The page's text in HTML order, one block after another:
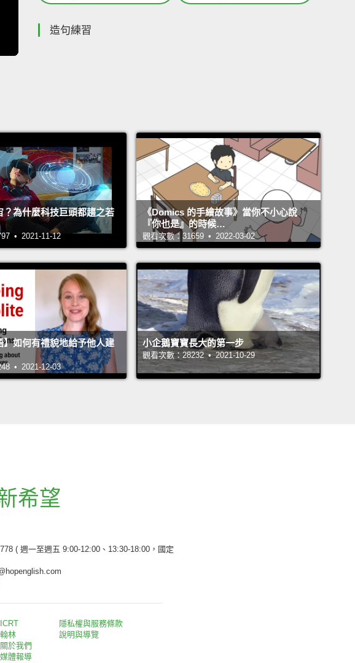
造句練習
？為什麼科技巨頭都趨之若
• 2021-11-12
《Domics 的手繪故事》當你不小心說
『你也是』的時候…
觀看次數：31659 • 2022-03-02
】如何有禮貌地給予他人建
• 2021-12-03
小企鵝寶寶長大的第一步
觀看次數：28232 • 2021-10-29
希望
( 週一至週五 9:00-12:00、13:30-18:00，國定
ICRT
翰林
關於我們
媒體報導
隱私權與服務條款
說明與導覽